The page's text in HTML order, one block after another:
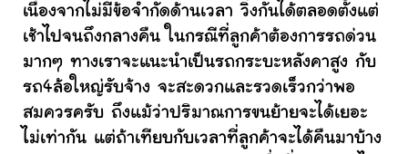
เนื่องจากไม่มีข้อจำกัดด้านเวลา วิ่งกันได้ตลอดตั้งแต่
เช้าไปจนถึงกลางคืน ในกรณีที่ลูกค้าต้องการรถด่วน
มากๆ ทางเราจะแนะนำเป็นรถกระบะหลังคาสูง กับ
รถ4ล้อใหญ่รับจ้าง จะสะดวกและรวดเร็วกว่าพอ
สมควรครับ ถึงแม้ว่าปริมาณการขนย้ายจะได้เยอะ
ไม่เท่ากัน แต่ถ้าเทียบกับเวลาที่ลูกค้าจะได้คืนมาบ้าง